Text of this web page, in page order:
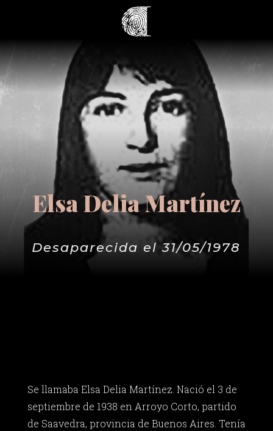
Elsa Delia Martínez
Desaparecida el 31/05/1978
Se llamaba Elsa Delia Martínez. Nació el 3 de
septiembre de 1938 en Arroyo Corto, partido
de Saavedra, provincia de Buenos Aires. Tenía